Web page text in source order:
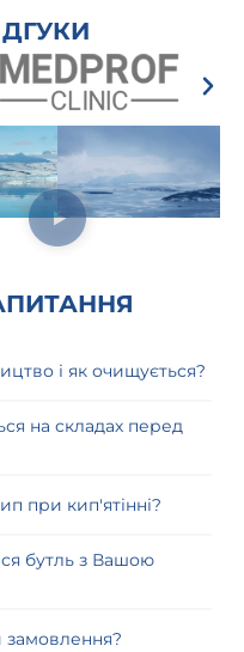
і як очищується?
на складах перед
при кип'ятінні?
бутль з Вашою
замовлення?